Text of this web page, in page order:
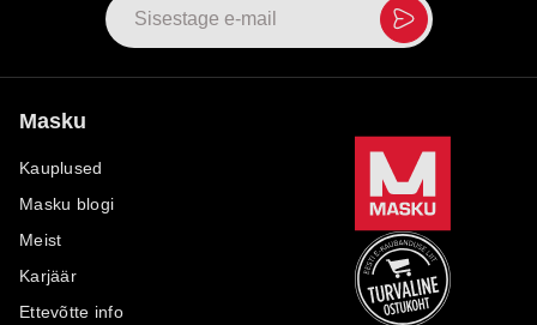
Masku
Kauplused
Masku blogi
Meist
Karjäär
Ettevõtte info